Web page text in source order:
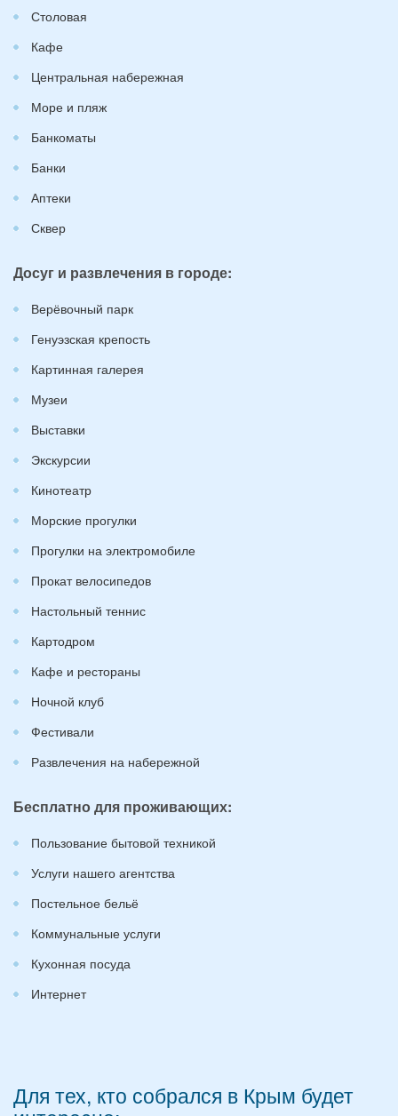
Столовая
Кафе
Центральная набережная
Море и пляж
Банкоматы
Банки
Аптеки
Сквер
Досуг и развлечения в городе:
Верёвочный парк
Генуэзская крепость
Картинная галерея
Музеи
Выставки
Экскурсии
Кинотеатр
Морские прогулки
Прогулки на электромобиле
Прокат велосипедов
Настольный теннис
Картодром
Кафе и рестораны
Ночной клуб
Фестивали
Развлечения на набережной
Бесплатно для проживающих:
Пользование бытовой техникой
Услуги нашего агентства
Постельное бельё
Коммунальные услуги
Кухонная посуда
Интернет
Для тех, кто собрался в Крым будет